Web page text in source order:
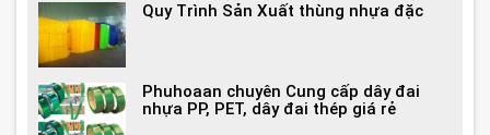
Quy Trình Sản Xuất thùng nhựa đặc
Phuhoaan chuyên Cung cấp dây đai
nhựa PP, PET, dây đai thép giá rẻ